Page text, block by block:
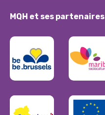
MQH et ses partenaires